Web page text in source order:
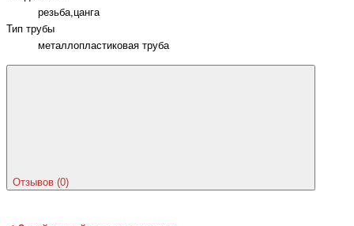
резьба,цанга
Тип трубы
металлопластиковая труба
Отзывов (0)